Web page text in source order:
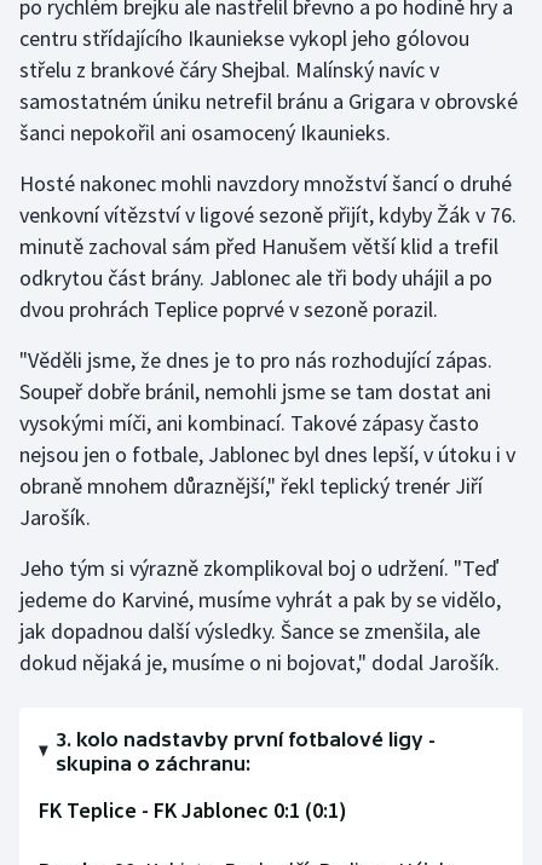
Stolní tenis
Triatlon
Veslování
Vodní slalom
Volejbal
Ostatní
po rychlém brejku ale nastřelil břevno a po hodině hry a
centru střídajícího Ikauniekse vykopl jeho gólovou
střelu z brankové čáry Shejbal. Malínský navíc v
samostatném úniku netrefil bránu a Grigara v obrovské
šanci nepokořil ani osamocený Ikaunieks.
Hosté nakonec mohli navzdory množství šancí o druhé
venkovní vítězství v ligové sezoně přijít, kdyby Žák v 76.
minutě zachoval sám před Hanušem větší klid a trefil
odkrytou část brány. Jablonec ale tři body uhájil a po
dvou prohrách Teplice poprvé v sezoně porazil.
"Věděli jsme, že dnes je to pro nás rozhodující zápas.
Soupeř dobře bránil, nemohli jsme se tam dostat ani
vysokými míči, ani kombinací. Takové zápasy často
nejsou jen o fotbale, Jablonec byl dnes lepší, v útoku i v
obraně mnohem důraznější," řekl teplický trenér Jiří
Jarošík.
Jeho tým si výrazně zkomplikoval boj o udržení. "Teď
jedeme do Karviné, musíme vyhrát a pak by se vidělo,
jak dopadnou další výsledky. Šance se zmenšila, ale
dokud nějaká je, musíme o ni bojovat," dodal Jarošík.
3. kolo nadstavby první fotbalové ligy -
skupina o záchranu:
FK Teplice - FK Jablonec 0:1 (0:1)